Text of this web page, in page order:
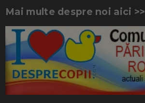
Mai multe despre noi aici >>